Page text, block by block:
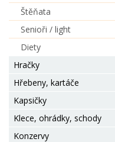
Štěňata
Senioři / light
Diety
Hračky
Hřebeny, kartáče
Kapsičky
Klece, ohrádky, schody
Konzervy